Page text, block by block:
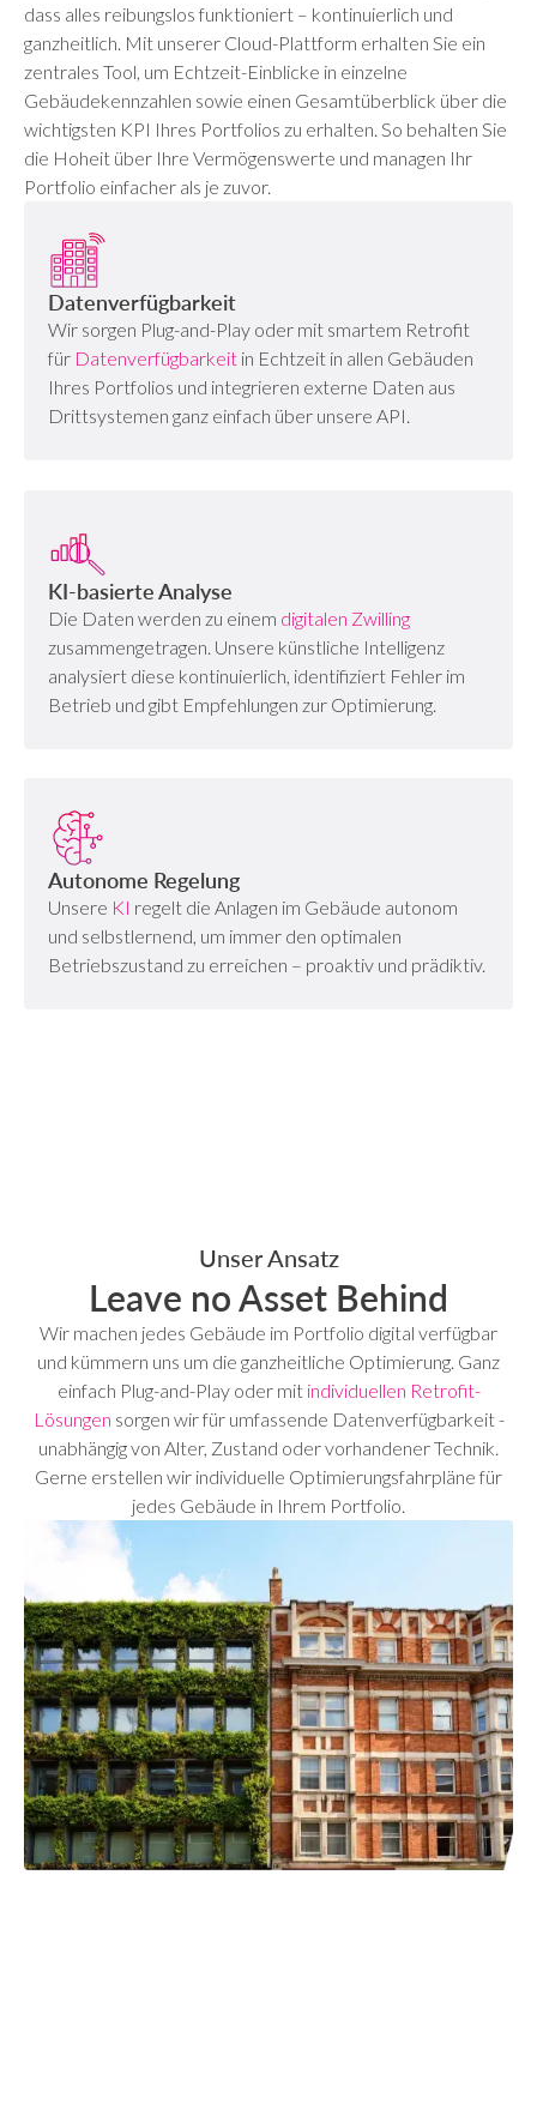
dass alles reibungslos funktioniert – kontinuierlich und
ganzheitlich. Mit unserer Cloud-Plattform erhalten Sie ein
zentrales Tool, um Echtzeit-Einblicke in einzelne
Gebäudekennzahlen sowie einen Gesamtüberblick über die
wichtigsten KPI Ihres Portfolios zu erhalten. So behalten Sie
die Hoheit über Ihre Vermögenswerte und managen Ihr
Portfolio einfacher als je zuvor.
Datenverfügbarkeit
Wir sorgen Plug-and-Play oder mit smartem Retrofit
für Datenverfügbarkeit in Echtzeit in allen Gebäuden
Ihres Portfolios und integrieren externe Daten aus
Drittsystemen ganz einfach über unsere API.
KI-basierte Analyse
Die Daten werden zu einem digitalen Zwilling
zusammengetragen. Unsere künstliche Intelligenz
analysiert diese kontinuierlich, identifiziert Fehler im
Betrieb und gibt Empfehlungen zur Optimierung.
Autonome Regelung
Unsere KI regelt die Anlagen im Gebäude autonom
und selbstlernend, um immer den optimalen
Betriebszustand zu erreichen – proaktiv und prädiktiv.
Unser Ansatz
Leave no Asset Behind
Wir machen jedes Gebäude im Portfolio digital verfügbar
und kümmern uns um die ganzheitliche Optimierung. Ganz
einfach Plug-and-Play oder mit individuellen Retrofit-
Lösungen sorgen wir für umfassende Datenverfügbarkeit -
unabhängig von Alter, Zustand oder vorhandener Technik.
Gerne erstellen wir individuelle Optimierungsfahrpläne für
jedes Gebäude in Ihrem Portfolio.